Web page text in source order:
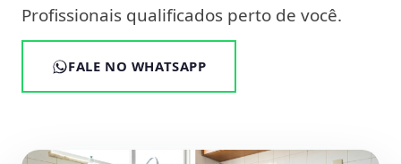
Profissionais qualificados perto de você.
FALE NO WHATSAPP